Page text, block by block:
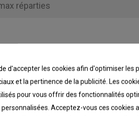
réparties
LA MÊME CATÉGORIE
d'accepter les cookies afin d'optimiser les
et la pertinence de la publicité. Les
pour vous offrir des fonctionnalités
Acceptez-vous ces cookies